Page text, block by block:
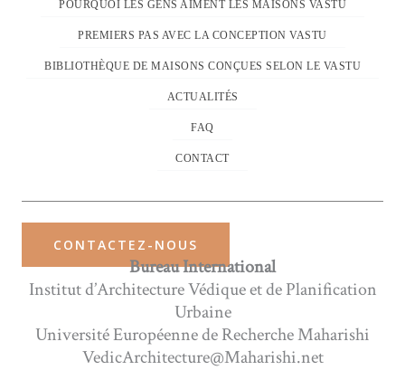
POURQUOI LES GENS AIMENT LES MAISONS VASTU
PREMIERS PAS AVEC LA CONCEPTION VASTU
BIBLIOTHÈQUE DE MAISONS CONÇUES SELON LE VASTU
ACTUALITÉS
FAQ
CONTACT
CONTACTEZ-NOUS
Bureau International
Institut d’Architecture Védique et de Planification
Urbaine
Université Européenne de Recherche Maharishi
VedicArchitecture@Maharishi.net